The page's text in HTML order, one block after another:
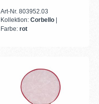
Art-Nr. 803952.03
Kollektion: Corbello
Farbe: rot